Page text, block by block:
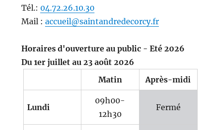
Tél.: 04.72.26.10.30
Mail : accueil@saintandredecorcy.fr
Horaires d'ouverture au public - Eté 2026
Du 1er juillet au 23 août 2026
Matin
Après-midi
Lundi
09h00-
12h30
Fermé